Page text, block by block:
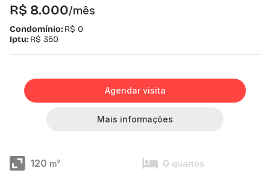
R$ 8.000/mês
Condomínio: R$ 0
Iptu: R$ 350
Agendar visita
Mais informações
120 m² 0 quartos